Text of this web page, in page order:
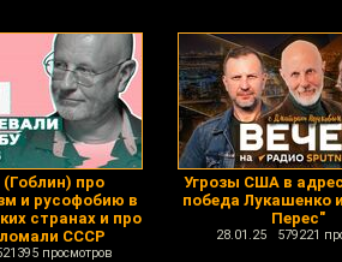
(Гоблин) про
и русофобию в
странах и про
ломали СССР
просмотров
Угрозы США в
победа Лукашенко
Перес"
28.01.25 579221